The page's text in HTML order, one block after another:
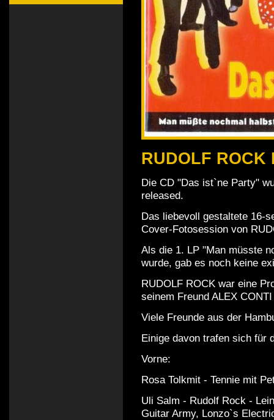
RUDOLF ROCK
Die CD "Das ist`ne Party"
released.
Das liebevoll gestaltete 16-
Cover-Fotosession von
Als die 1. LP "Man müsste
wurde, gab es noch keine
RUDOLF ROCK war eine
seinem Freund ALEX
Viele Freunde aus der
Einige davon trafen sich für
Vorne:
Rosa Tolkmit - Tennie mit
Uli Salm - Rudolf Rock -
Guitar Army, Lonzo`s